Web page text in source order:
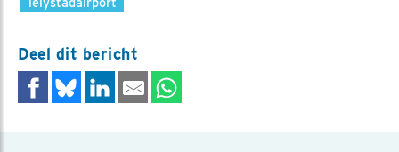
Deel dit bericht